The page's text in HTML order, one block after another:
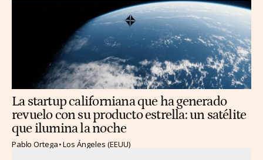
La startup californiana que ha generado
revuelo con su producto estrella: un satélite
que ilumina la noche
Pablo Ortega Los Ángeles (EEUU)